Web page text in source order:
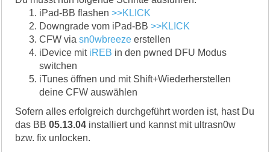
iPad-BB flashen>>KLICK
Downgrade vom iPad-BB>>KLICK
CFW viasn0wbreeze erstellen
iDevice mit iREB in den pwned DFU Modus
switchen
iTunes öffnen und mit Shift+Wiederherstellen
deine CFW auswählen
Sofern alles erfolgreich durchgeführt worden ist, hast Du
das BB05.13.04 installiert und kannst mit ultrasn0w
bzw. fix unlocken.